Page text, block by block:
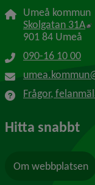
Umeå kommun
Skolgatan 31A
901 84 Umeå
090-16 10 00
Frågor,
Hitta snabbt
Om webbplatsen